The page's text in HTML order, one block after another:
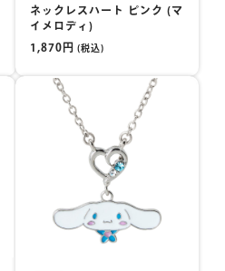
ネックレスハート ピンク (マ
イメロディ)
1,870円 (税込)